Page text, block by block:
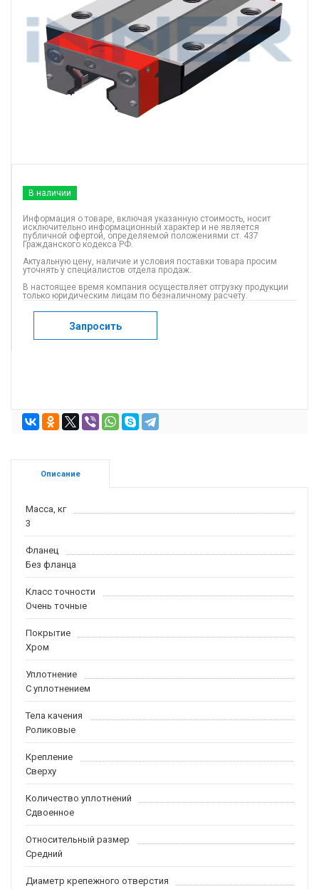
В наличии
Информация о товаре, включая указанную стоимость, носит
исключительно информационный характер и не является
публичной офертой, определяемой положениями ст. 437
Гражданского кодекса РФ.
Актуальную цену, наличие и условия поставки товара просим
уточнять у специалистов отдела продаж.
В настоящее время компания осуществляет отгрузку продукции
только юридическим лицам по безналичному расчету.
Запросить
Описание
Масса, кг
3
Фланец
Без фланца
Класс точности
Очень точные
Покрытие
Хром
Уплотнение
С уплотнением
Тела качения
Роликовые
Крепление
Сверху
Количество уплотнений
Сдвоенное
Относительный размер
Средний
Диаметр крепежного отверстия